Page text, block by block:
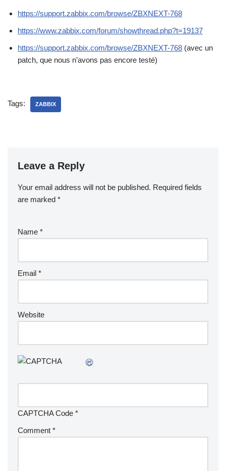
https://support.zabbix.com/browse/ZBXNEXT-768
https://www.zabbix.com/forum/showthread.php?t=19137
https://support.zabbix.com/browse/ZBXNEXT-768 (avec un
patch, que nous n’avons pas encore testé)
Tags: ZABBIX
Leave a Reply
Your email address will not be published. Required fields
are marked *
Name *
Email *
Website
CAPTCHA Code *
Comment *